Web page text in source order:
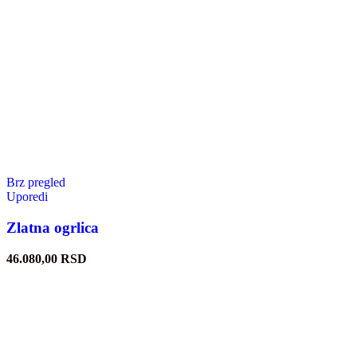
Brz pregled
Uporedi
Zlatna ogrlica
46.080,00 RSD